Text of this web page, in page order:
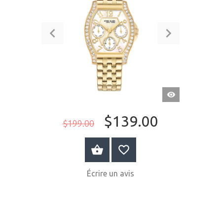
APERÇU
RAPIDE
$199.00 $139.00
ACHETER MAINTENANT
Écrire un avis